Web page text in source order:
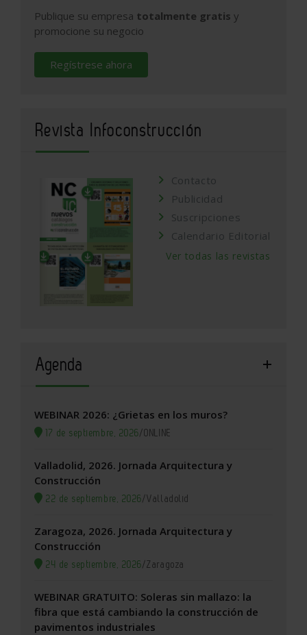
Publique su empresa totalmente gratis y
promocione su negocio
Regístrese ahora
Revista Infoconstrucción
Contacto
Publicidad
Suscripciones
Calendario Editorial
Ver todas las revistas
Agenda
WEBINAR 2026: ¿Grietas en los muros?
17 de septiembre, 2026/ONLINE
Valladolid, 2026. Jornada Arquitectura y
Construcción
22 de septiembre, 2026/Valladolid
Zaragoza, 2026. Jornada Arquitectura y
Construcción
24 de septiembre, 2026/Zaragoza
WEBINAR GRATUITO: Soleras sin mallazo: la
fibra que está cambiando la construcción de
pavimentos industriales